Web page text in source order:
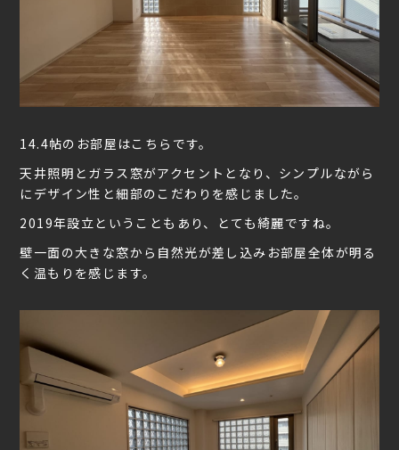
14.4帖のお部屋はこちらです。
天井照明とガラス窓がアクセントとなり、シンプルながら
にデザイン性と細部のこだわりを感じました。
2019年設立ということもあり、とても綺麗ですね。
壁一面の大きな窓から自然光が差し込みお部屋全体が明る
く温もりを感じます。